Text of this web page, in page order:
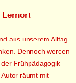
Lernort
aus unserem Alltag
Dennoch werden
Frühpädagogik
räumt mit